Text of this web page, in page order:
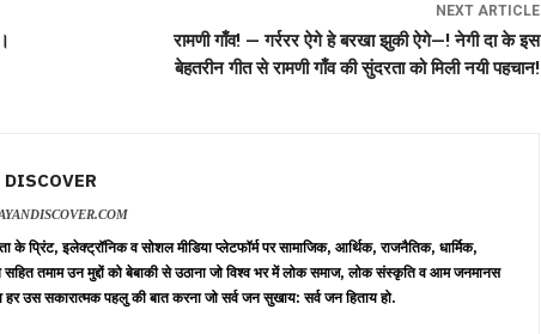
NEXT ARTICLE
रामणी गाँव! — गर्ररर ऐगे हे बरखा झुकी ऐगे—! नेगी दा के इस
बेहतरीन गीत से रामणी गाँव की सुंदरता को मिली नयी पहचान!
के प्रिंट, इलेक्ट्रॉनिक व सोशल मीडिया प्लेटफॉर्म पर सामाजिक, आर्थिक, राजनैतिक, धार्मिक,
सहित तमाम उन मुद्दों को बेबाकी से उठाना जो विश्व भर में लोक समाज, लोक संस्कृति व आम जनमानस
हर उस सकारात्मक पहलु की बात करना जो सर्व जन सुखाय: सर्व जन हिताय हो.